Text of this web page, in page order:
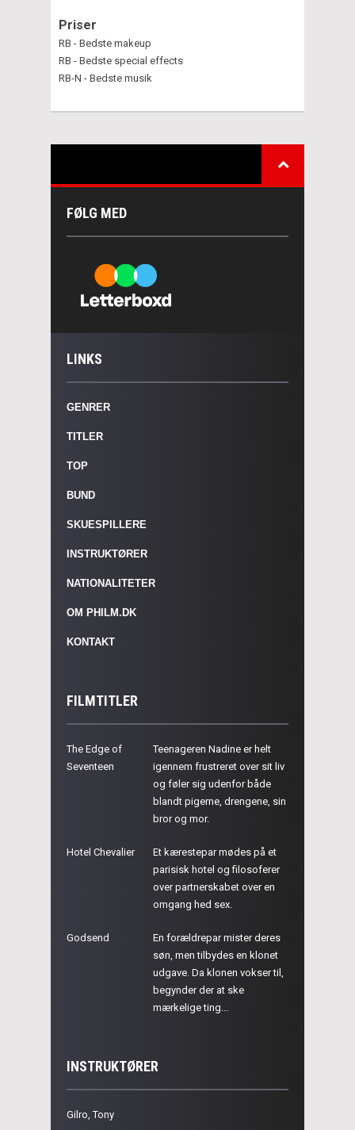
Priser
RB - Bedste makeup
RB - Bedste special effects
RB-N - Bedste musik
FØLG MED
LINKS
GENRER
TITLER
TOP
BUND
SKUESPILLERE
INSTRUKTØRER
NATIONALITETER
OM PHILM.DK
KONTAKT
FILMTITLER
The Edge of
Seventeen
Teenageren Nadine er helt
igennem frustreret over sit liv
og føler sig udenfor både
blandt pigerne, drengene, sin
bror og mor.
Hotel Chevalier
Et kærestepar mødes på et
parisisk hotel og filosoferer
over partnerskabet over en
omgang hed sex.
Godsend
En forældrepar mister deres
søn, men tilbydes en klonet
udgave. Da klonen vokser til,
begynder der at ske
mærkelige ting...
INSTRUKTØRER
Gilro, Tony